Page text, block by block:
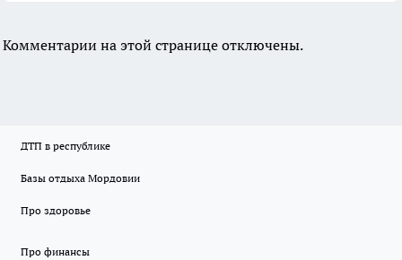
Комментарии на этой странице отключены.
ДТП в республике
Базы отдыха Мордовии
Про здоровье
Про финансы